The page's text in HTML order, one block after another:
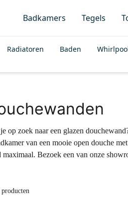
Badkamers Tegels
Radiatoren Baden
op zoek naar een glazen
van een mooie open douche
maximaal. Bezoek een van onze